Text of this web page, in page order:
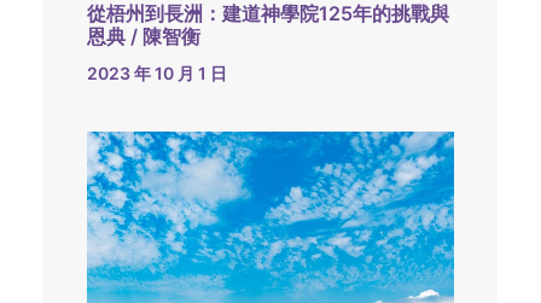
從梧州到長洲：建道神學院125年的挑戰與
恩典 / 陳智衡
2023 年 10 月 1 日